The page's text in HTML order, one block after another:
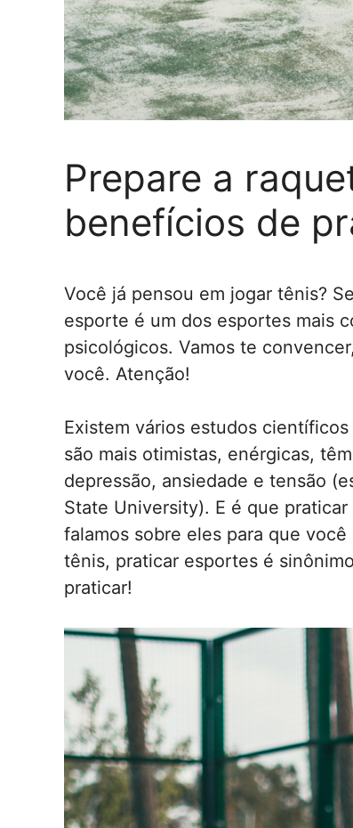
Prepare a
benefícios de
Você já pensou em jogar tênis?
esporte é um dos esportes mais
psicológicos. Vamos te
você. Atenção!
Existem vários estudos
são mais otimistas, enérgicas,
depressão, ansiedade e tensão
State University). E é que
falamos sobre eles para que
tênis, praticar esportes é
praticar!